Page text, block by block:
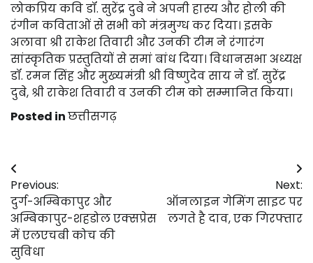
लोकप्रिय कवि डॉ. सुरेंद्र दुबे ने अपनी हास्य और होली की
रंगीन कविताओं से सभी को मंत्रमुग्ध कर दिया। इसके
अलावा श्री राकेश तिवारी और उनकी टीम ने रंगारंग
सांस्कृतिक प्रस्तुतियों से समां बांध दिया। विधानसभा अध्यक्ष
डॉ. रमन सिंह और मुख्यमंत्री श्री विष्णुदेव साय ने डॉ. सुरेंद्र
दुबे, श्री राकेश तिवारी व उनकी टीम को सम्मानित किया।
Posted inछत्तीसगढ़
Post
navigation
Previous:
दुर्ग-अम्बिकापुर और
अम्बिकापुर-शहडोल एक्सप्रेस
में एलएचबी कोच की
सुविधा
Next:
ऑनलाइन गेमिंग साइट पर
लगते है दाव, एक गिरफ्तार